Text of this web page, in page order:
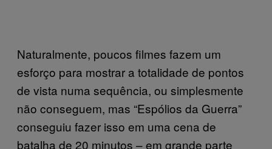
Naturalmente, poucos filmes fazem um
esforço para mostrar a totalidade de pontos
de vista numa sequência, ou simplesmente
não conseguem, mas “Espólios da Guerra”
conseguiu fazer isso em uma cena de
batalha de 20 minutos – em grande parte